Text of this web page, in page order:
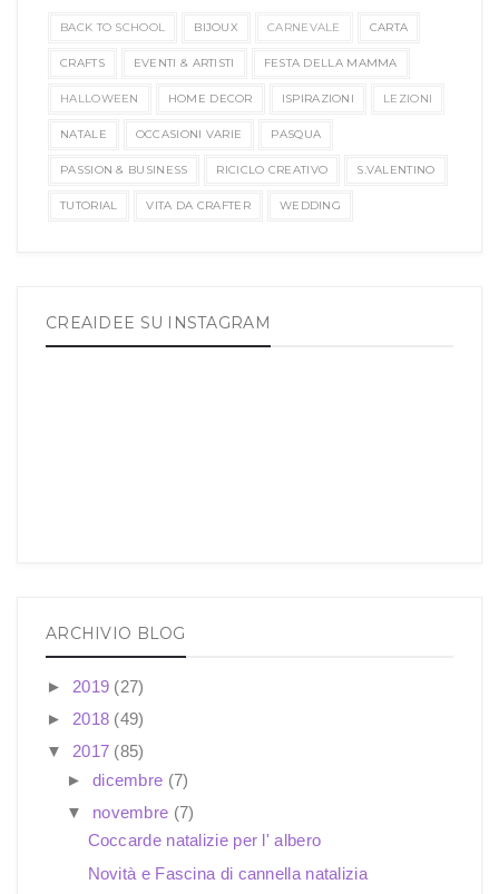
BACK TO SCHOOL BIJOUX CARNEVALE CARTA
CRAFTS EVENTI & ARTISTI FESTA DELLA MAMMA
HALLOWEEN HOME DECOR ISPIRAZIONI LEZIONI
NATALE OCCASIONI VARIE PASQUA
PASSION & BUSINESS RICICLO CREATIVO S.VALENTINO
TUTORIAL VITA DA CRAFTER WEDDING
CREAIDEE SU INSTAGRAM
ARCHIVIO BLOG
► 2019 (27)
► 2018 (49)
▼ 2017 (85)
► dicembre (7)
▼ novembre (7)
Coccarde natalizie per l' albero
Novità e Fascina di cannella natalizia